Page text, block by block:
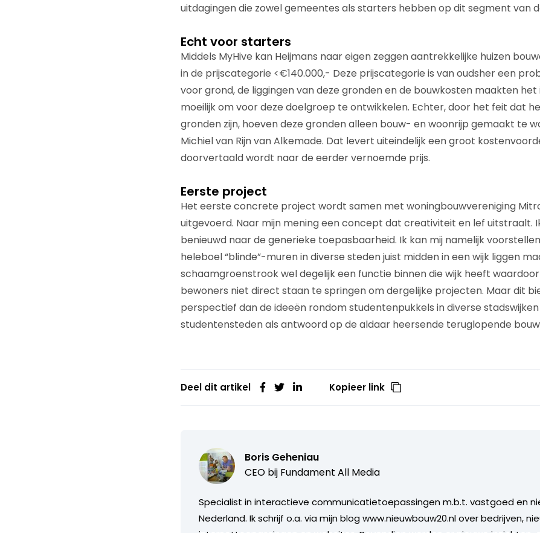
uitdagingen die zowel gemeentes als starters hebben op dit segment van
Echt voor starters
Middels MyHive kan Heijmans naar eigen zeggen aantrekkelijke huizen
in de prijscategorie <€140.000,- Deze prijscategorie is van oudsher een
voor grond, de liggingen van deze gronden en de bouwkosten maakten
moeilijk om voor deze doelgroep te ontwikkelen. Echter, door het feit dat
gronden zijn, hoeven deze gronden alleen bouw- en woonrijp gemaakt te
Michiel van Rijn van Alkemade. Dat levert uiteindelijk een groot
doorvertaald wordt naar de eerder vernoemde prijs.
Eerste project
Het eerste concrete project wordt samen met woningbouwvereniging
uitgevoerd. Naar mijn mening een concept dat creativiteit en lef uitstraalt.
benieuwd naar de generieke toepasbaarheid. Ik kan mij namelijk
heleboel “blinde”-muren in diverse steden juist midden in een wijk liggen
schaamgroenstrook wel degelijk een functie binnen die wijk heeft waardoor
bewoners niet direct staan te springen om dergelijke projecten. Maar dit
perspectief dan de ideeën rondom studentenpukkels in diverse
studentensteden als antwoord op de aldaar heersende teruglopende
Deel dit artikel Kopieer link
Boris Geheniau
CEO bij Fundament All Media
Specialist in interactieve communicatietoepassingen m.b.t. vastgoed en
Nederland. Ik schrijf o.a. via mijn blog www.nieuwbouw20.nl over bedrijven,